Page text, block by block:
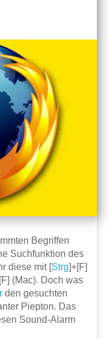
Begriffen
Suchfunktion des
diese mit [Strg]+[F]
(Mac). Doch was
den gesuchten
Piepton. Das
Sound-Alarm